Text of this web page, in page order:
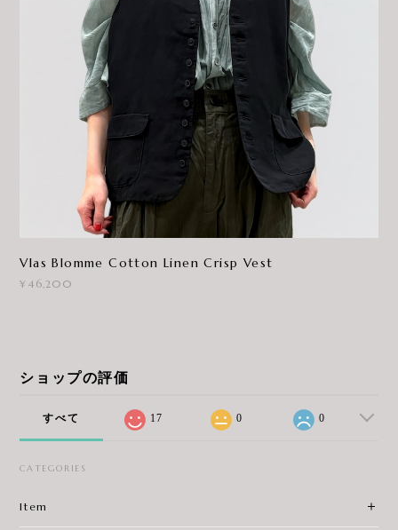
Vlas Blomme Cotton Linen Crisp Vest
¥46,200
ショップの評価
すべて 17 0 0
CATEGORIES
Item